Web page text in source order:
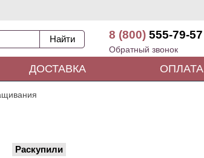
8 (800) 555-79-57
Обратный звонок
ДОСТАВКА ОПЛАТА
Раскупили